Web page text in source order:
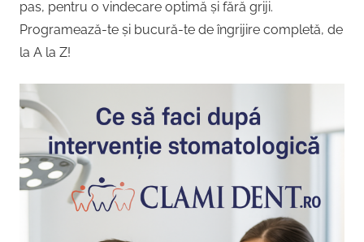
pas, pentru o vindecare optimă și fără griji.
Programează-te și bucură-te de îngrijire completă, de
la A la Z!